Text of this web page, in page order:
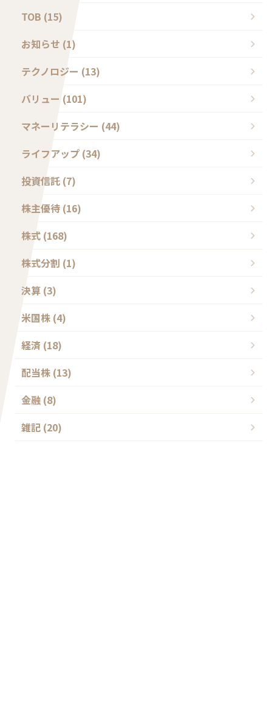
TOB (15)
お知らせ (1)
テクノロジー (13)
バリュー (101)
マネーリテラシー (44)
ライフアップ (34)
投資信託 (7)
株主優待 (16)
株式 (168)
株式分割 (1)
決算 (3)
米国株 (4)
経済 (18)
配当株 (13)
金融 (8)
雑記 (20)